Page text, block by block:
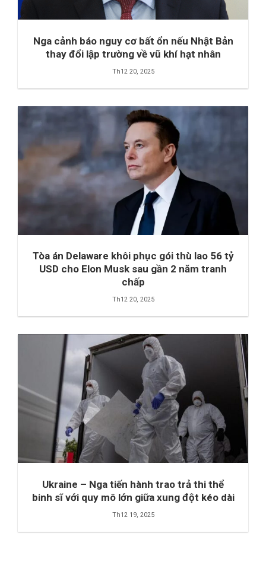
Nga cảnh báo nguy cơ bất ổn nếu Nhật Bản
thay đổi lập trường về vũ khí hạt nhân
Th12 20, 2025
Tòa án Delaware khôi phục gói thù lao 56 tỷ
USD cho Elon Musk sau gần 2 năm tranh
chấp
Th12 20, 2025
Ukraine – Nga tiến hành trao trả thi thể
binh sĩ với quy mô lớn giữa xung đột kéo dài
Th12 19, 2025